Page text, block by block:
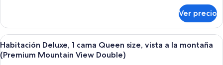
vista
la
montaña
estándar,
cama
King
size,
Ver precio
Abrir
todas
las
Una habitación de hotel con cama,
6
Habitación Deluxe, 1 cama Queen size, vista a la montaña
(Premium Mountain View Double)